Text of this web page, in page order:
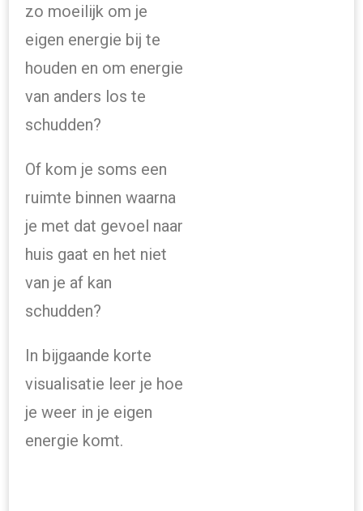
zo moeilijk om je
eigen energie bij te
houden en om energie
van anders los te
schudden?
Of kom je soms een
ruimte binnen waarna
je met dat gevoel naar
huis gaat en het niet
van je af kan
schudden?
In bijgaande korte
visualisatie leer je hoe
je weer in je eigen
energie komt.